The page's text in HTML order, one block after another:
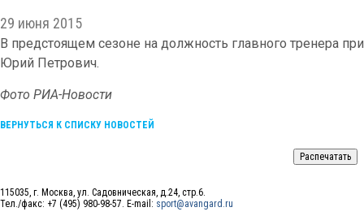
29 июня 2015
В предстоящем сезоне на должность главного тренера
Юрий Петрович.
Фото РИА-Новости
ВЕРНУТЬСЯ К СПИСКУ НОВОСТЕЙ
115035, г. Москва, ул. Садовническая, д.24, стр.6.
Тел./факс: +7 (495) 980-98-57. E-mail: sport@avangard.ru